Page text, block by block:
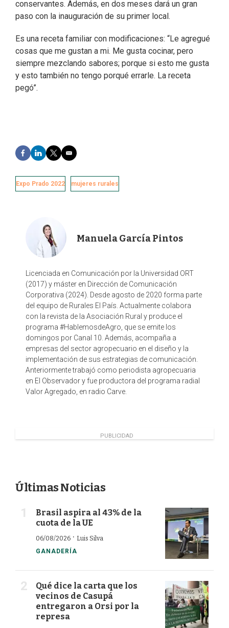
conservantes. Además, en dos meses dará un gran
paso con la inauguración de su primer local.
Es una receta familiar con modificaciones: “Le agregué
cosas que me gustan a mi. Me gusta cocinar, pero
siempre mezclando sabores; porque si esto me gusta
y esto también no tengo porqué errarle. La receta
pegó”.
F
a
e
b
L
i
k
e
T
w
t
t
E
m
Expo Prado 2022 mujeres rurales
Manuela García Pintos
Licenciada en Comunicación por la Universidad ORT
(2017) y máster en Dirección de Comunicación
Corporativa (2024). Desde agosto de 2020 forma parte
del equipo de Rurales El País. Actualmente colabora
con la revista de la Asociación Rural y produce el
programa #HablemosdeAgro, que se emite los
domingos por Canal 10. Además, acompaña a
empresas del sector agropecuario en el diseño y la
implementación de sus estrategias de comunicación.
Anteriormente trabajó como periodista agropecuaria
en El Observador y fue productora del programa radial
Valor Agregado, en radio Carve.
PUBLICIDAD
Últimas Noticias
Brasil aspira al 43% de la
cuota de la UE
06/08/2026 · Luis Silva
GANADERÍA
Qué dice la carta que los
vecinos de Casupá
entregaron a Orsi por la
represa